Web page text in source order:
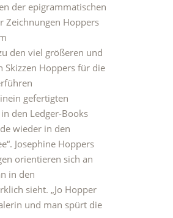
der epigrammatischen
Zeichnungen Hoppers
den viel größeren und
Skizzen Hoppers für die
gefertigten
den Ledger-Books
wieder in den
Josephine Hoppers
orientieren sich an
in den
sieht. „Jo Hopper
und man spürt die